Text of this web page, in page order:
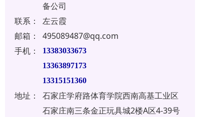
备公司
联系：
左云霞
邮箱：
495089487@qq.com
手机：
13383033673
13363897173
13315151360
地址：
石家庄学府路体育学院西南高基工业区
石家庄南三条金正玩具城2楼A区4-39号